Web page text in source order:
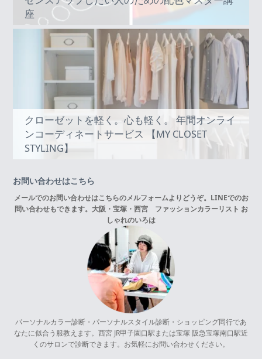
座
クローゼットを軽く。心も軽く。 年間オンライ
ンコーディネートサービス 【MY CLOSET
STYLING】
お問い合わせはこちら
メールでのお問い合わせはこちらのメルフォームよりどうぞ。LINEでのお
問い合わせもできます。 大阪・宝塚・西宮 ファッションカラーリスト お
しゃれのいろは
パーソナルカラー診断・パーソナルスタイル診断・ショッピング同行であ
なたに似合う服教えます。西宮 JR甲子園口駅または宝塚 阪急宝塚南口駅近
くのサロンで診断できます。お気軽にお問い合わせください。